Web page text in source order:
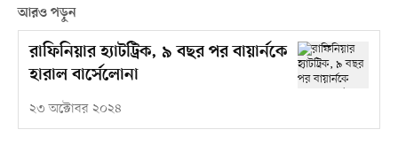
আরও পড়ুন
রাফিনিয়ার হ্যাটট্রিক, ৯ বছর পর বায়ার্নকে
হারাল বার্সেলোনা
২৩ অক্টোবর ২০২৪